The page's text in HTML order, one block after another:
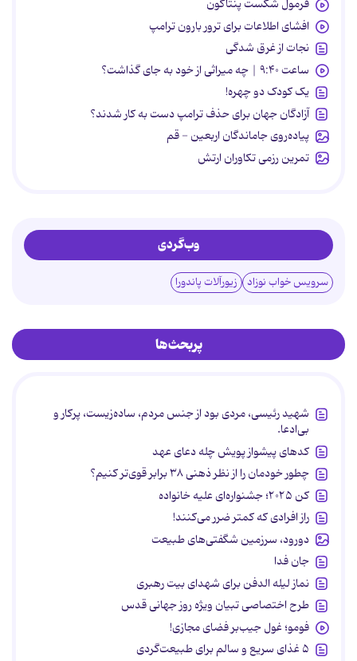
فرمول شکست پنتاگون
افشای اطلاعات برای ترور بارون ترامپ
نجات از غرق شدگی
ساعت ۹:۴۰ | چه میراثی از خود به جای گذاشت؟
یک کودک دو چهره!
آزادگان جهان برای حذف ترامپ دست به کار شدند؟
پیاده‌روی جاماندگان اربعین - قم
تمرین رزمی تکاوران ارتش
وب‌گردی
سرویس خواب نوزاد زیورآلات پاندورا
پربحث‌ها
شهید رئیسی، مردی بود از جنس مردم، ساده‌زیست، پرکار و
بی‌ادعا.
کدهای پیشواز پویش چله دعای عهد
چطور خودمان را از نظر ذهنی ۳۸ برابر قوی‌تر کنیم؟
کن ۲۰۲۵؛ جشنواره‌ای علیه خانواده
راز افرادی که کمتر ضرر می‌کنند!
دورود، سرزمین شگفتی‌های طبیعت
جان فدا
نماز لیله الدفن برای شهدای بیت رهبری
طرح اختصاصی تبیان ویژه روز جهانی قدس
فومو؛ غول جیب‌بر فضای مجازی!
۵ غذای سریع و سالم برای طبیعت‌گردی